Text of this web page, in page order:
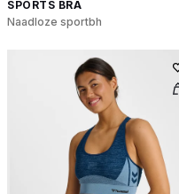
SPORTS BRA
Naadloze sportbh